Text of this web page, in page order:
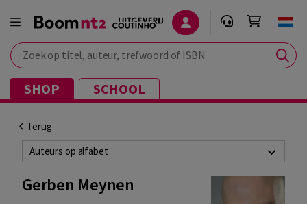
Zoek op titel, auteur, trefwoord of ISBN
SHOP SCHOOL
Terug
Auteurs op alfabet
Gerben Meynen